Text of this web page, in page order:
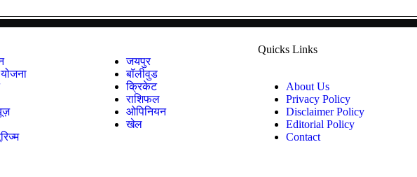
जयपुर
बॉलीवुड
क्रिकेट
राशिफल
ओपिनियन
खेल
Quicks Links
About Us
Privacy Policy
Disclaimer Policy
Editorial Policy
Contact